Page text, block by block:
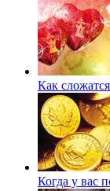
Как
Когда у вас